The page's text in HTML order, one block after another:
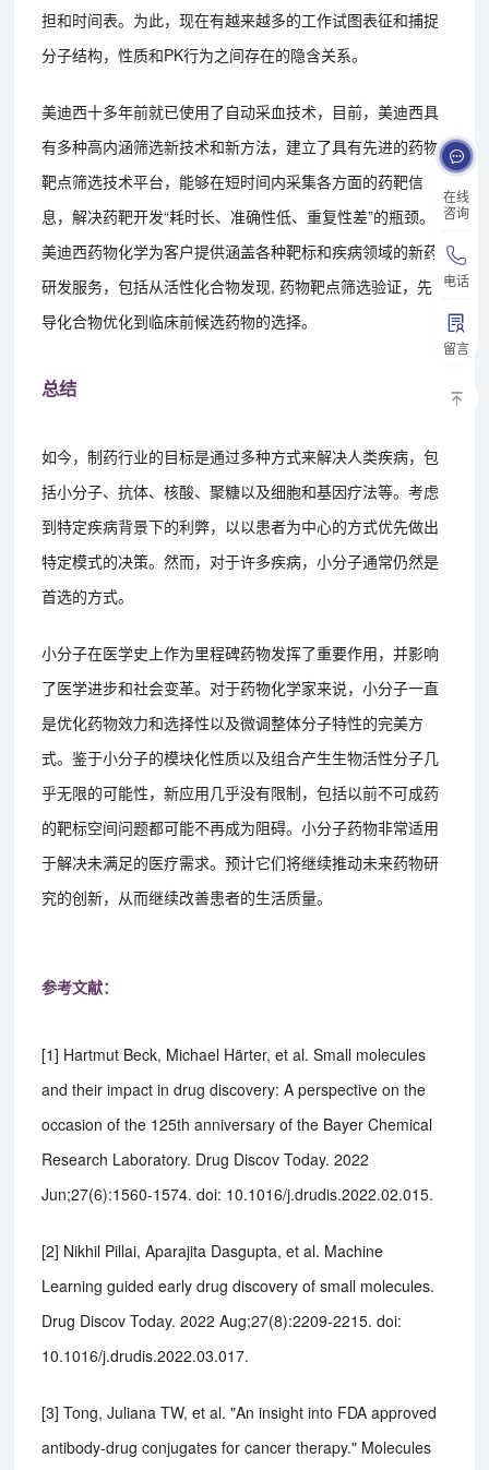
在线
咨询
电话
留言
担和时间表。为此，现在有越来越多的工作试图表征和捕捉
分子结构，性质和PK行为之间存在的隐含关系。
美迪西十多年前就已使用了自动采血技术，目前，美迪西具
有多种高内涵筛选新技术和新方法，建立了具有先进的药物
靶点筛选技术平台，能够在短时间内采集各方面的药靶信
息，解决药靶开发“耗时长、准确性低、重复性差”的瓶颈。
美迪西药物化学为客户提供涵盖各种靶标和疾病领域的新药
研发服务，包括从活性化合物发现, 药物靶点筛选验证，先
导化合物优化到临床前候选药物的选择。
总结
如今，制药行业的目标是通过多种方式来解决人类疾病，包
括小分子、抗体、核酸、聚糖以及细胞和基因疗法等。考虑
到特定疾病背景下的利弊，以以患者为中心的方式优先做出
特定模式的决策。然而，对于许多疾病，小分子通常仍然是
首选的方式。
小分子在医学史上作为里程碑药物发挥了重要作用，并影响
了医学进步和社会变革。对于药物化学家来说，小分子一直
是优化药物效力和选择性以及微调整体分子特性的完美方
式。鉴于小分子的模块化性质以及组合产生生物活性分子几
乎无限的可能性，新应用几乎没有限制，包括以前不可成药
的靶标空间问题都可能不再成为阻碍。小分子药物非常适用
于解决未满足的医疗需求。预计它们将继续推动未来药物研
究的创新，从而继续改善患者的生活质量。
参考文献：
[1] Hartmut Beck, Michael Härter, et al. Small molecules
and their impact in drug discovery: A perspective on the
occasion of the 125th anniversary of the Bayer Chemical
Research Laboratory. Drug Discov Today. 2022
Jun;27(6):1560-1574. doi: 10.1016/j.drudis.2022.02.015.
[2] Nikhil Pillai, Aparajita Dasgupta, et al. Machine
Learning guided early drug discovery of small molecules.
Drug Discov Today. 2022 Aug;27(8):2209-2215. doi:
10.1016/j.drudis.2022.03.017.
[3] Tong, Juliana TW, et al. "An insight into FDA approved
antibody-drug conjugates for cancer therapy." Molecules